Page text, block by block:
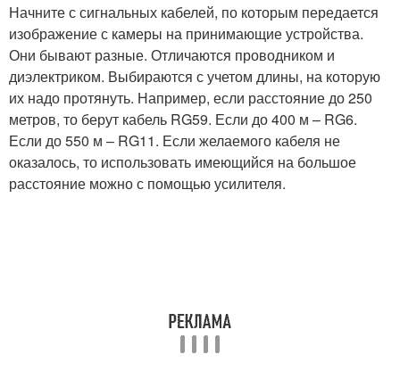
Начните с сигнальных кабелей, по которым передается
изображение с камеры на принимающие устройства.
Они бывают разные. Отличаются проводником и
диэлектриком. Выбираются с учетом длины, на которую
их надо протянуть. Например, если расстояние до 250
метров, то берут кабель RG59. Если до 400 м – RG6.
Если до 550 м – RG11. Если желаемого кабеля не
оказалось, то использовать имеющийся на большое
расстояние можно с помощью усилителя.